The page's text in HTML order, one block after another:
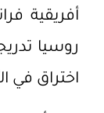
أفريقية
روسيا
اختراق في